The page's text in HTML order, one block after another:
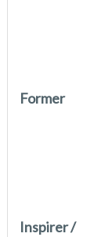
Former
Inspirer /